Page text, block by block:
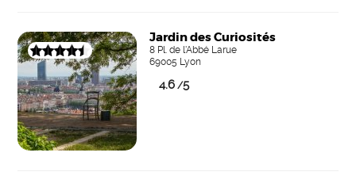
Jardin des Curiosités
8 Pl. de l'Abbé Larue
69005 Lyon
4.6 /5